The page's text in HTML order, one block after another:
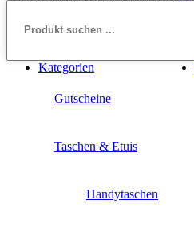
Kategorien
Gutscheine
Taschen & Etuis
Handytaschen